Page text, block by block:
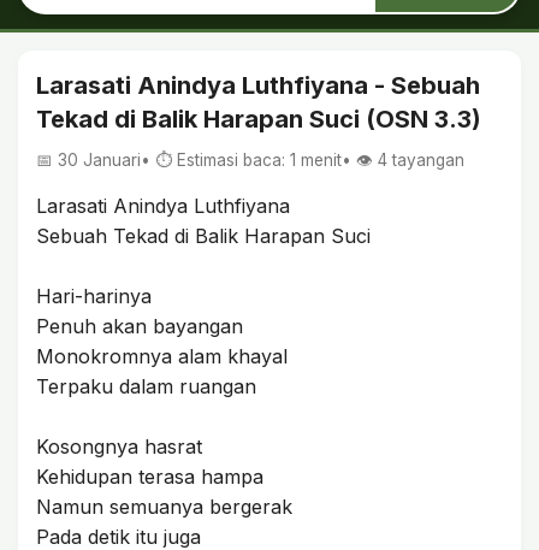
Larasati Anindya Luthfiyana - Sebuah
Tekad di Balik Harapan Suci (OSN 3.3)
📅 30 Januari• ⏱ Estimasi baca: 1 menit• 👁️ 4tayangan
Larasati Anindya Luthfiyana
Sebuah Tekad di Balik Harapan Suci
Hari-harinya
Penuh akan bayangan
Monokromnya alam khayal
Terpaku dalam ruangan
Kosongnya hasrat
Kehidupan terasa hampa
Namun semuanya bergerak
Pada detik itu juga